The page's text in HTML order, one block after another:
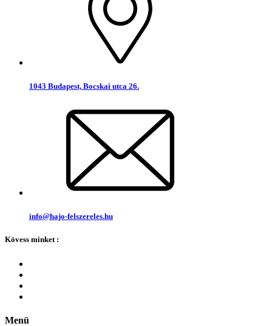
1043 Budapest, Bocskai utca 26.
info@hajo-felszereles.hu
Kövess minket :
Menü